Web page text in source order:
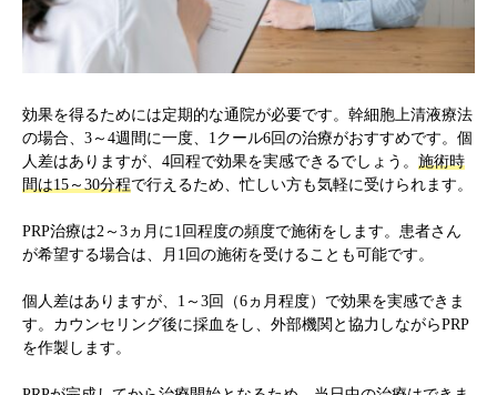
効果を得るためには定期的な通院が必要です。幹細胞上清液療法
の場合、3～4週間に一度、1クール6回の治療がおすすめです。個
人差はありますが、4回程で効果を実感できるでしょう。 施術時
間は15～30分程で行えるため、忙しい方も気軽に受けられます。
PRP治療は2～3ヵ月に1回程度の頻度で施術をします。患者さん
が希望する場合は、月1回の施術を受けることも可能です。
個人差はありますが、1～3回（6ヵ月程度）で効果を実感できま
す。カウンセリング後に採血をし、外部機関と協力しながらPRP
を作製します。